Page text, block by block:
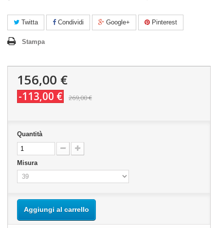
Twitta Condividi Google+ Pinterest
Stampa
156,00 €
-113,00 € 269,00 €
Quantità
Misura
Aggiungi al carrello